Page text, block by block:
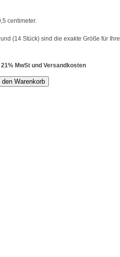
centimeter.
(14 Stück) sind die exakte Größe für Ihre
21% MwSt und Versandkosten